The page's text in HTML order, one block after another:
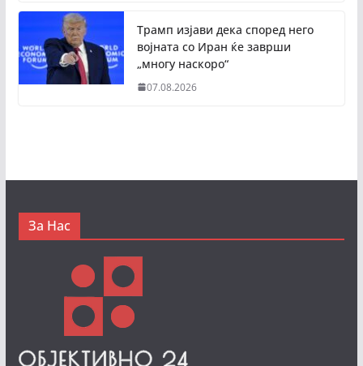
Трамп изјави дека според него
војната со Иран ќе заврши
„многу наскоро“
07.08.2026
За Нас